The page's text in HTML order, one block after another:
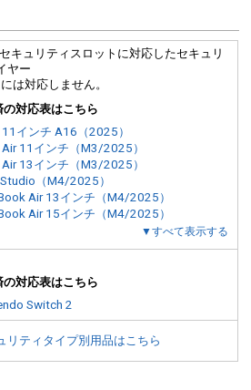
キュリティスロットに対応したセキュリ
ヤー
には対応しません。
の対応表はこちら
インチ A16（2025）
11インチ（M3/2025）
13インチ（M3/2025）
（M4/2025）
Air 13インチ（M4/2025）
Air 15インチ（M4/2025）
▼すべて表示する
の対応表はこちら
Switch 2
リティタイプ別用品はこちら